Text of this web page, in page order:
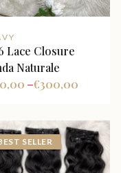
Lace Closure
Naturale
– 300,00
€
SELLER